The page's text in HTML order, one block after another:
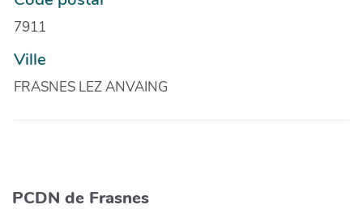
7911
Ville
FRASNES LEZ ANVAING
PCDN de Frasnes